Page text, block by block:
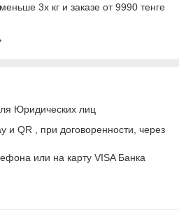
3х кг и заказе от 9990 тенге
Юридических лиц
и QR , при договоренности, через
или на карту VISA Банка